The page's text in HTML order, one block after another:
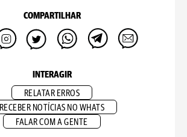
COMPARTILHAR
INTERAGIR
RELATAR ERROS
RECEBER NOTÍCIAS NO WHATS
FALAR COM A GENTE